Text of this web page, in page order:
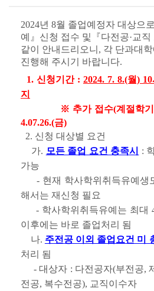
2024년 8월 졸업예정자 대상으
예』신청 접수 및『다전공·교
같이 안내드리오니, 각 단과대
진행해 주시기 바랍니다.
1. 신청기간 : 2024. 7. 8.(월)
지
※ 추가 접수(계절학
4.07.26.(금)
2. 신청 대상별 요건
가. 모든 졸업 요건 충족시
:
가능
- 현재 학사학위취득유예생
해서는 재신청 필요
- 학사학위취득유예는 최대
이후에는 바로 졸업처리 됨
나. 주전공 이외 졸업요건 미
처리 됨
- 대상자 : 다전공자(부전공,
전공, 복수전공), 교직이수자